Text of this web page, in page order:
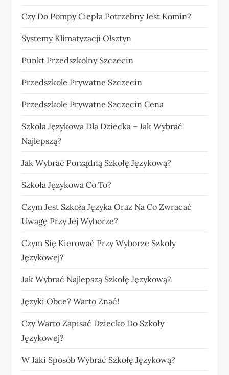
Czy Do Pompy Ciepła Potrzebny Jest Komin?
Systemy Klimatyzacji Olsztyn
Punkt Przedszkolny Szczecin
Przedszkole Prywatne Szczecin
Przedszkole Prywatne Szczecin Cena
Szkoła Językowa Dla Dziecka – Jak Wybrać
Najlepszą?
Jak Wybrać Porządną Szkołę Językową?
Szkoła Językowa Co To?
Czym Jest Szkoła Języka Oraz Na Co Zwracać
Uwagę Przy Jej Wyborze?
Czym Się Kierować Przy Wyborze Szkoły
Językowej?
Jak Wybrać Najlepszą Szkołę Językową?
Języki Obce? Warto Znać!
Czy Warto Zapisać Dziecko Do Szkoły
Językowej?
W Jaki Sposób Wybrać Szkołę Językową?